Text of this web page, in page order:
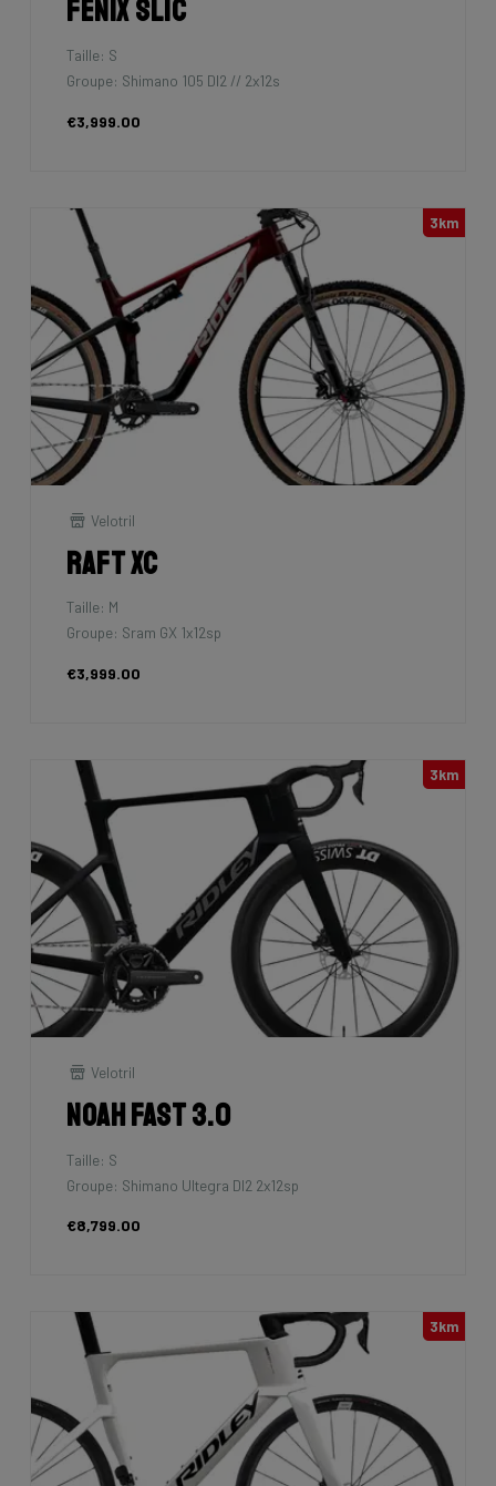
Fenix SLiC
Taille: S
Groupe: Shimano 105 DI2 // 2x12s
€3,999.00
3km
Velotril
Raft XC
Taille: M
Groupe: Sram GX 1x12sp
€3,999.00
3km
Velotril
Noah Fast 3.0
Taille: S
Groupe: Shimano Ultegra DI2 2x12sp
€8,799.00
3km